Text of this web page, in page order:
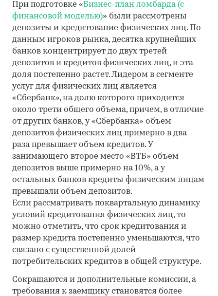
При подготовке «Бизнес-план ломбарда (с
финансовой моделью)» были рассмотрены
депозиты и кредитование физических лиц. По
данным игроков рынка, десятка крупнейших
банков концентрирует до двух третей
депозитов и кредитов физических лиц, и эта
доля постепенно растет. Лидером в сегменте
услуг для физических лиц является
«Сбербанк», на долю которого приходится
около трети общего объема, причем, в отличие
от других банков, у «Сбербанка» объем
депозитов физических лиц примерно в два
раза превышает объем кредитов. У
занимающего второе место «ВТБ» объем
депозитов выше примерно на 10%, а у
остальных банков кредиты физическим лицам
превышали объем депозитов.
Если рассматривать поквартальную динамику
условий кредитования физических лиц, то
можно отметить, что срок кредитования и
размер кредита постепенно уменьшаются, что
связано с существенной долей
потребительских кредитов в общей структуре.
Сокращаются и дополнительные комиссии, а
требования к заемщику становятся более